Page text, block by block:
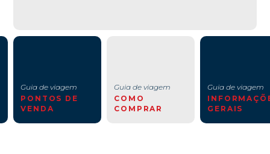
Guia de viagem
PONTOS DE
VENDA
Guia de viagem
COMO
COMPRAR
Guia de viagem
GERAIS